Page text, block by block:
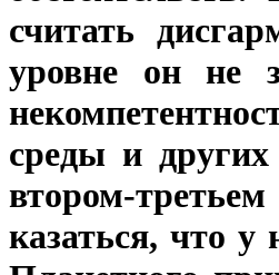
считать
уровне он не
среды и
втором-
казаться, что у